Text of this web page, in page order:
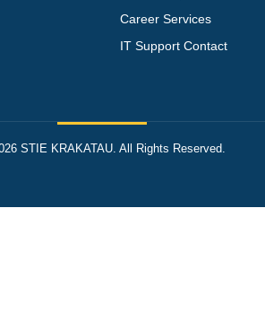
Career Services
IT Support Contact
STIE KRAKATAU. All Rights Reserved.